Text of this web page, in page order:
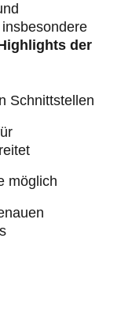
der
Schnittstellen
möglich